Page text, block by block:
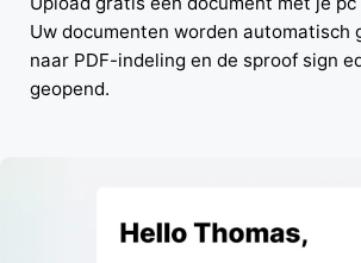
Uw documenten worden automatisch
naar PDF-indeling en de sproof sign
geopend.